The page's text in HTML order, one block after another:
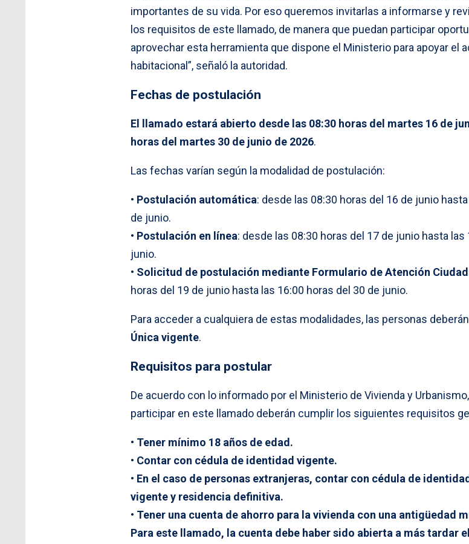
importantes de su vida. Por eso queremos invitarlas a informarse y
los requisitos de este llamado, de manera que puedan participar
aprovechar esta herramienta que dispone el Ministerio para apoyar el
habitacional”, señaló la autoridad.
Fechas de postulación
El llamado estará abierto desde las 08:30 horas del martes 16 de
horas del martes 30 de junio de 2026.
Las fechas varían según la modalidad de postulación:
• Postulación automática: desde las 08:30 horas del 16 de junio
de junio.
• Postulación en línea: desde las 08:30 horas del 17 de junio hasta las
junio.
• Solicitud de postulación mediante Formulario de Atención
horas del 19 de junio hasta las 16:00 horas del 30 de junio.
Para acceder a cualquiera de estas modalidades, las personas
Única vigente.
Requisitos para postular
De acuerdo con lo informado por el Ministerio de Vivienda y
participar en este llamado deberán cumplir los siguientes requisitos
• Tener mínimo 18 años de edad.
• Contar con cédula de identidad vigente.
• En el caso de personas extranjeras, contar con cédula de
vigente y residencia definitiva.
• Tener una cuenta de ahorro para la vivienda con una antigüedad
Para este llamado, la cuenta debe haber sido abierta a más tardar